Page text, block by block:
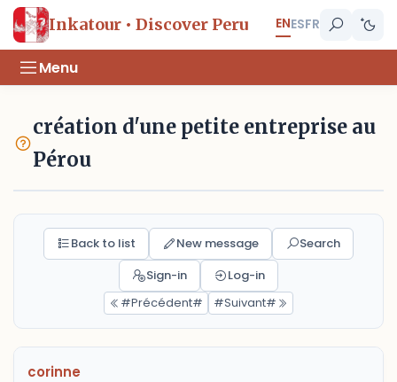
Inkatour • Discover Peru ENESFR
Menu
création d'une petite entreprise au
Pérou
Back to list New message
Search
Sign-in
Log-in
#Précédent#
#Suivant#
corinne